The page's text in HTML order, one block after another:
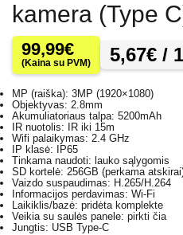
kamera (Type
99,99€
(Kaina su PVM) 5,67€ /
MP (raiška): 3MP (1920×1080)
Objektyvas: 2.8mm
Akumuliatoriaus talpa: 5200mAh
IR nuotolis: IR iki 15m
Wifi palaikymas: 2.4 GHz
IP klasė: IP65
Tinkama naudoti: lauko sąlygomis
SD kortelė: 256GB (perkama
Vaizdo suspaudimas: H.265/H.264
Informacijos perdavimas: Wi-Fi
Laikiklis/bazė: pridėta komplekte
Veikia su saulės panele: pirkti čia
Jungtis: USB Type-C